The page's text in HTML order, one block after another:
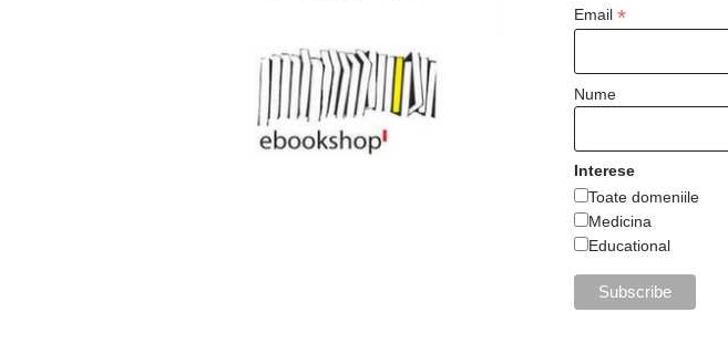
Email *
Nume
Interese
Toate domeniile
Medicina
Educational